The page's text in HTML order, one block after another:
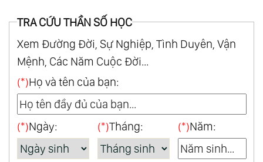
TRA CỨU THẦN SỐ HỌC
Xem Đường Đời, Sự Nghiệp, Tình Duyên, Vận
Mệnh, Các Năm Cuộc Đời...
(*)Họ và tên của bạn:
(*)Ngày: (*)Tháng: (*)Năm: